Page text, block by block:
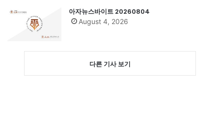
아자뉴스바이트 20260804
August 4, 2026
다른 기사 보기